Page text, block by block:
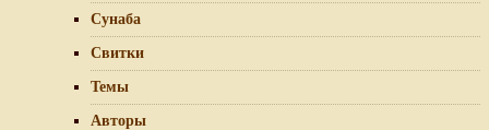
Сунаба
Свитки
Темы
Авторы